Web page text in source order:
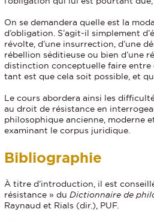
On se demandera quelle est la
d’obligation. S’agit-il simplement
révolte, d’une insurrection, d’une
rébellion séditieuse ou bien d’une
distinction conceptuelle faire entre
tant est que cela soit possible, et
Le cours abordera ainsi les
au droit de résistance en
philosophique ancienne, moderne
examinant le corpus juridique.
Bibliographie
À titre d’introduction, il est
résistance » du Dictionnaire de
Raynaud et Rials (dir.), PUF.